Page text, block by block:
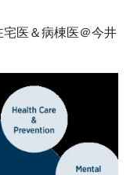
医＆病棟医＠今井